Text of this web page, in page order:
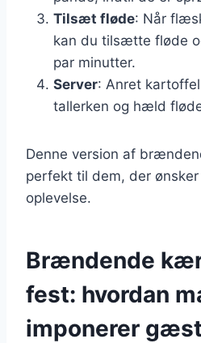
Tilsæt fløde: Når
kan du tilsætte fløde
par minutter.
Server: Anret
tallerken og hæld
Denne version af
perfekt til dem, der
oplevelse.
Brændende
fest: hvordan
imponerer